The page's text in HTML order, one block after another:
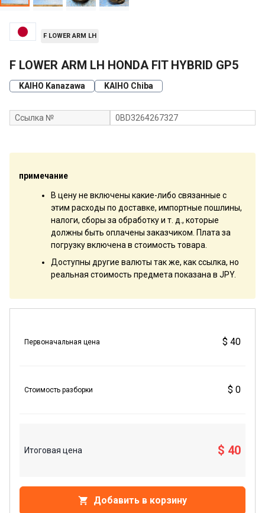
F LOWER ARM LH
F LOWER ARM LH HONDA FIT HYBRID GP5
KAIHO Kanazawa KAIHO Chiba
Ссылка № 0BD3264267327
примечание
В цену не включены какие-либо связанные с
этим расходы по доставке, импортные пошлины,
налоги, сборы за обработку и т. д., которые
должны быть оплачены заказчиком. Плата за
погрузку включена в стоимость товара.
Доступны другие валюты так же, как ссылка, но
реальная стоимость предмета показана в JPY.
Первоначальная цена $ 40
Стоимость разборки $ 0
Итоговая цена $ 40
Добавить в корзину